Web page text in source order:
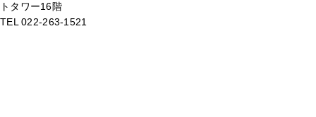
トタワー16階
TEL 022-263-1521